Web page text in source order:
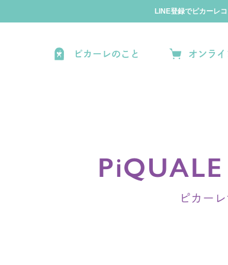
LINE登録でピカーレ
ピカーレのこと オンラ
ピカー